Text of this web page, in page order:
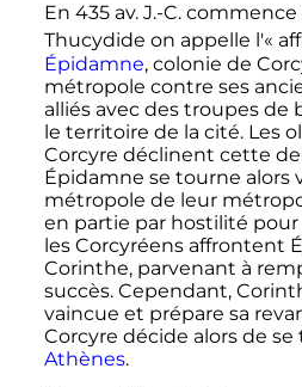
En 435 av. J.-C.commence
Thucydide on appelle l'«
Épidamne, colonie de
métropole contre ses
alliés avec des troupes de
le territoire de la cité. Les
Corcyre déclinent cette
Épidamne se tourne alors
métropole de leur
en partie par hostilité pour
les Corcyréens affrontent
Corinthe, parvenant à
succès. Cependant,
vaincue et prépare sa
Corcyre décide alors de
Athènes.